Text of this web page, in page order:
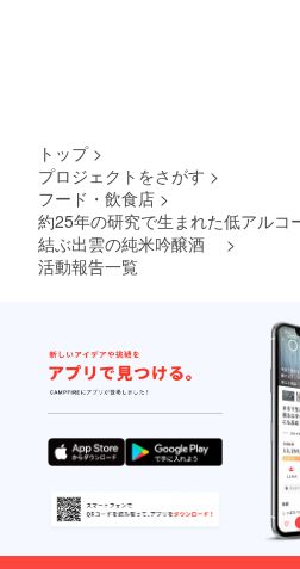
トップ >
プロジェクトをさがす >
フード・飲食店 >
約25年の研究で生まれた低アルコ
結ぶ出雲の純米吟醸酒
>
活動報告一覧